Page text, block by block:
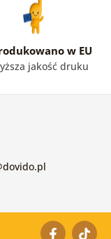
w EU
jakość druku